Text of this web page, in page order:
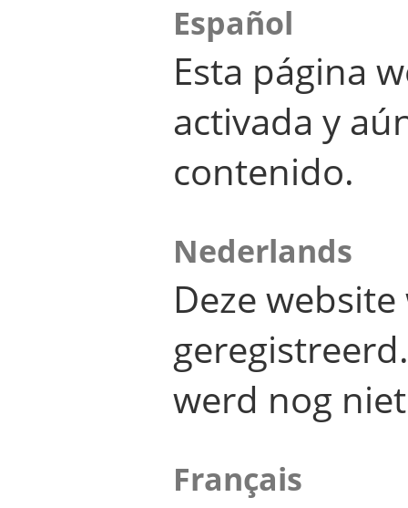
Español
Esta página
activada y
contenido.
Nederlands
Deze
werd nog
Français